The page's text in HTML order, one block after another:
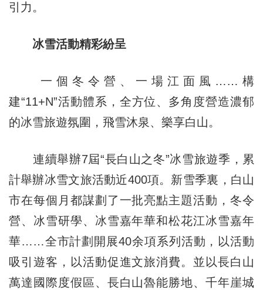
引力。
冰雪活動精彩紛呈
一個冬令營、一場江面風……構
建“11+N”活動體系，全方位、多角度營造濃郁
的冰雪旅遊氛圍，飛雪沐泉、樂享白山。
連續舉辦7屆“長白山之冬”冰雪旅遊季，累
計舉辦冰雪文旅活動近400項。新雪季裏，白山
市在每個月都謀劃了一批亮點主題活動，冬令
營、冰雪研學、冰雪嘉年華和松花江冰雪嘉年
華……全市計劃開展40余項系列活動，以活動
吸引遊客，以活動促進文旅消費。並以長白山
萬達國際度假區、長白山魯能勝地、千年崖城